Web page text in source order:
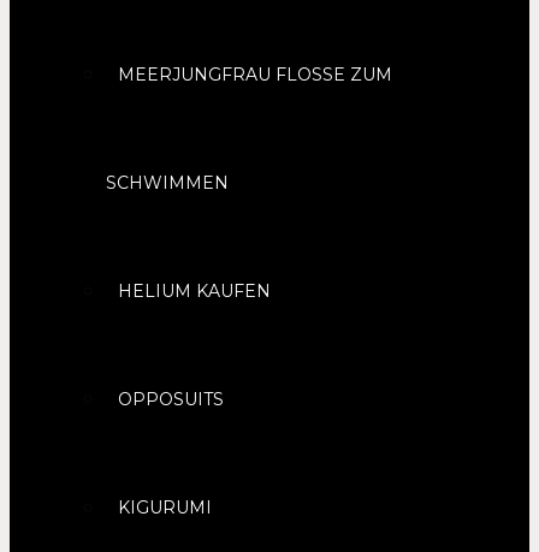
MEERJUNGFRAU FLOSSE ZUM
SCHWIMMEN
HELIUM KAUFEN
OPPOSUITS
KIGURUMI